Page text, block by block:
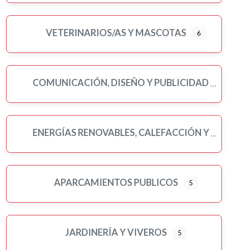
VETERINARIOS/AS Y MASCOTAS 6
COMUNICACIÓN, DISEÑO Y PUBLICIDAD
ENERGÍAS RENOVABLES, CALEFACCIÓN Y FONTANERÍA
APARCAMIENTOS PUBLICOS 5
JARDINERÍA Y VIVEROS 5